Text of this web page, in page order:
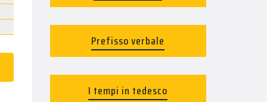
Prefisso verbale
I tempi in tedesco